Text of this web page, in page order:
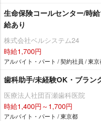
生命保険コールセンター/時
給あり
株式会社ベルシステム24
時給1,700円
アルバイト・パート / 契約社員 / 東京
歯科助手/未経験OK・ブラン
医療法人社団百瀬歯科医院
時給1,400円～1,700円
アルバイト・パート / 東京都